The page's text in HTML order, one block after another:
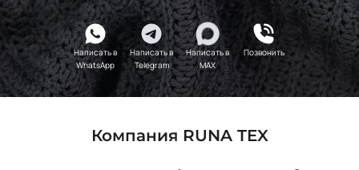
Написать в
WhatsApp
Написать в
Telegram
Написать в
MAX
Позвонить
Компания RUNA TEX